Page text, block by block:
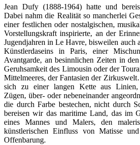
Jean Dufy (1888-1964) hatte und
Dabei nahm die Realität so mancherlei
einer festlichen oder nostalgischen,
Vorstellungskraft inspirierte, an der
Jugendjahren in Le Havre, bisweilen auch
Künstlerdaseins in Paris, einer
Avantgarde, an besinnlichen Zeiten in
Geruhsamkeit des Limousin oder der
Mittelmeeres, der Fantasien der
sich zu einer langen Kette aus Linien,
Zügen, über- oder nebeneinander
die durch Farbe bestechen, nicht durch
bereisen wir das maritime Land, das im
eines Mannes und Malers, den
künstlerischen Einfluss von Matisse
Offenbarung.